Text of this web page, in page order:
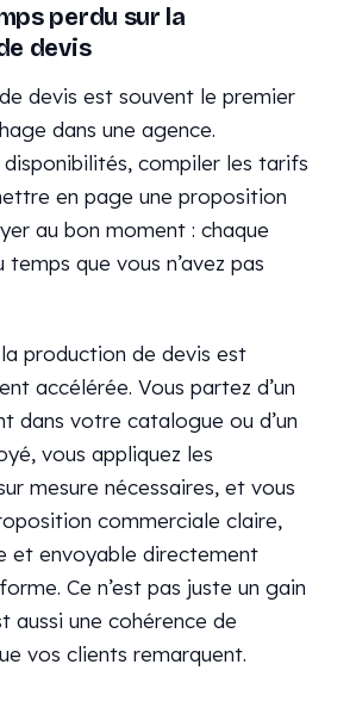
perdu sur la
devis
devis est souvent le premier
dans une agence.
disponibilités, compiler les tarifs
en page une proposition
au bon moment : chaque
que vous n’avez pas
production de devis est
accélérée. Vous partez d’un
dans votre catalogue ou d’un
vous appliquez les
mesure nécessaires, et vous
commerciale claire,
et envoyable directement
Ce n’est pas juste un gain
aussi une cohérence de
vos clients remarquent.